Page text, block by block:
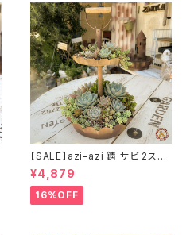
【SALE】azi-azi 錆 サビ 2ステ
ップ プランター
¥4,879
16%OFF